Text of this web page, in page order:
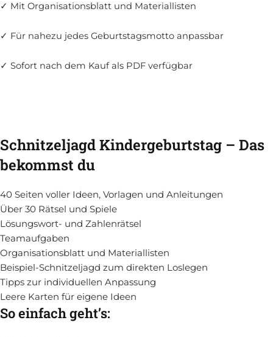
✓ Mit Organisationsblatt und Materiallisten
✓ Für nahezu jedes Geburtstagsmotto anpassbar
✓ Sofort nach dem Kauf als PDF verfügbar
Schnitzeljagd Kindergeburtstag – Das
bekommst du
40 Seiten voller Ideen, Vorlagen und Anleitungen
Über 30 Rätsel und Spiele
Lösungswort- und Zahlenrätsel
Teamaufgaben
Organisationsblatt und Materiallisten
Beispiel-Schnitzeljagd zum direkten Loslegen
Tipps zur individuellen Anpassung
Leere Karten für eigene Ideen
So einfach geht’s: